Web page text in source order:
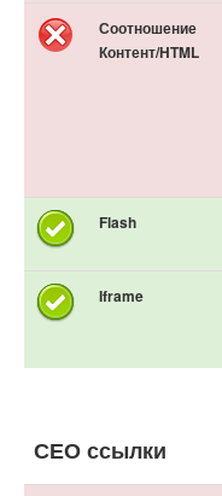
Соотношение
Контент/HTML
Flash
Iframe
СЕО ссылки